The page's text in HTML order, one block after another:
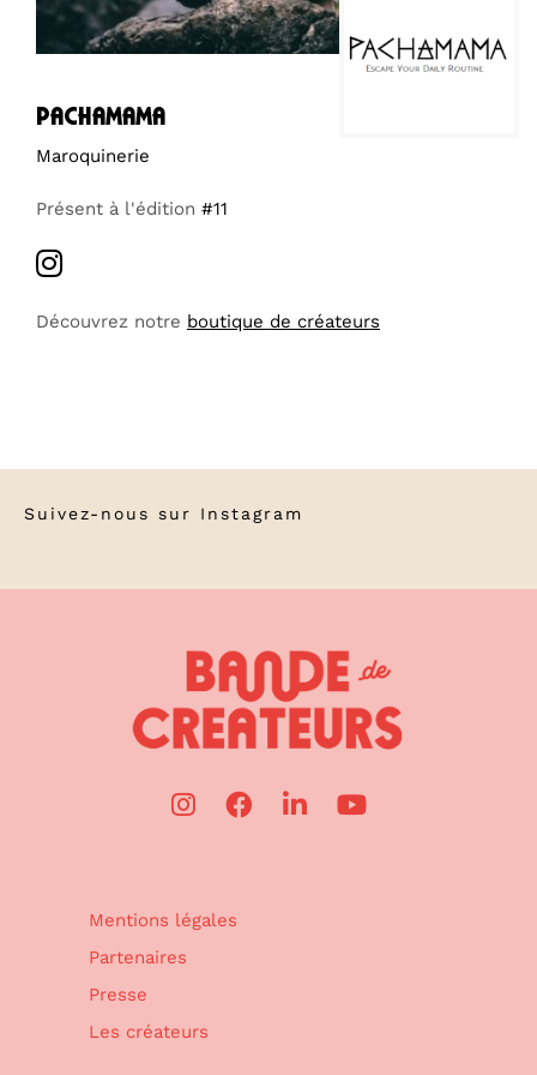
pachamama
Maroquinerie
Présent à l'édition #11
Découvrez notre boutique de créateurs
Suivez-nous sur Instagram
Mentions légales
Partenaires
Presse
Les créateurs